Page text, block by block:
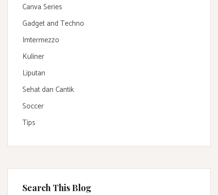
Canva Series
Gadget and Techno
Imtermezzo
Kuliner
Liputan
Sehat dan Cantik
Soccer
Tips
Search This Blog